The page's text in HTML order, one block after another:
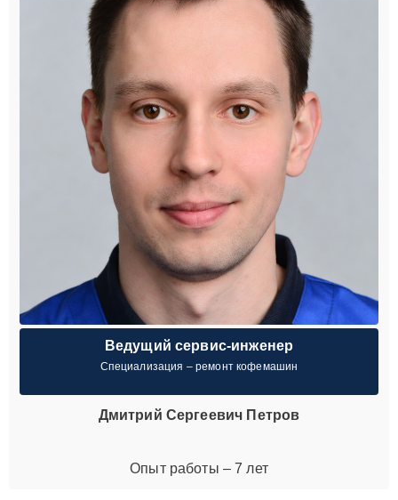
Ведущий сервис-инженер
Специализация – ремонт кофемашин
Дмитрий Сергеевич Петров
Опыт работы – 7 лет